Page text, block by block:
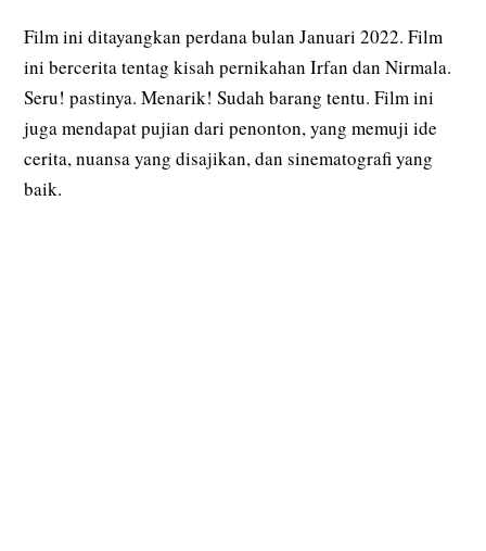
Film ini ditayangkan perdana bulan Januari 2022. Film
ini bercerita tentag kisah pernikahan Irfan dan Nirmala.
Seru! pastinya. Menarik! Sudah barang tentu. Film ini
juga mendapat pujian dari penonton, yang memuji ide
cerita, nuansa yang disajikan, dan sinematografi yang
baik.